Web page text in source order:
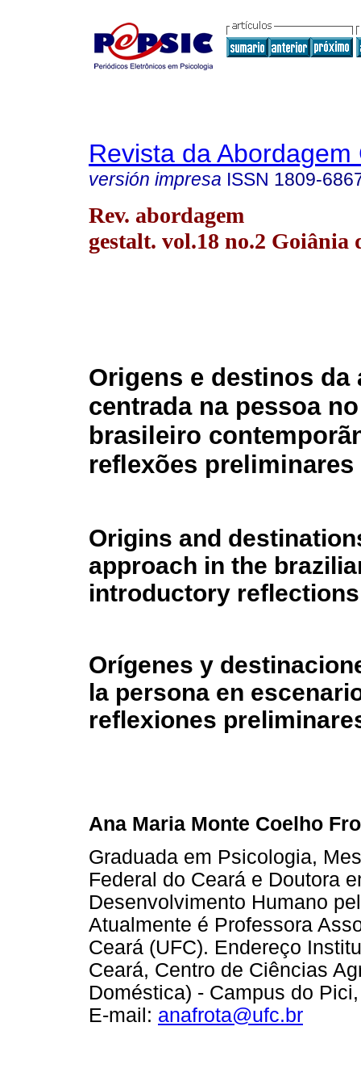
Revista da Abordagem
versión impresa ISSN 1809-
Rev. abordagem
gestalt. vol.18 no.2 Goiânia
Origens e destinos da
centrada na pessoa
brasileiro
reflexões preliminares
Origins and
approach in the
introductory reflections
Orígenes y
la persona en
reflexiones
Ana Maria Monte Coelho
Graduada em Psicologia,
Federal do Ceará e Doutora
Desenvolvimento Humano
Atualmente é Professora
Ceará (UFC). Endereço
Ceará, Centro de Ciências
Doméstica) - Campus do
E-mail: anafrota@ufc.br